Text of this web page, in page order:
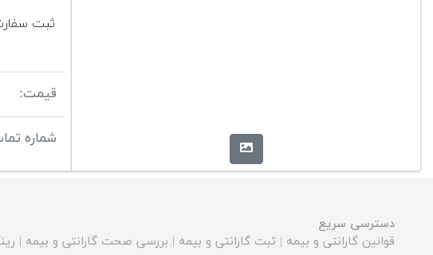
ثبت سفارش :
قیمت:
شماره
دسترسی سریع
قوانین گارانتی و بیمه | ثبت گارانتی و بیمه | بررسی صحت گارانتی و بیمه |